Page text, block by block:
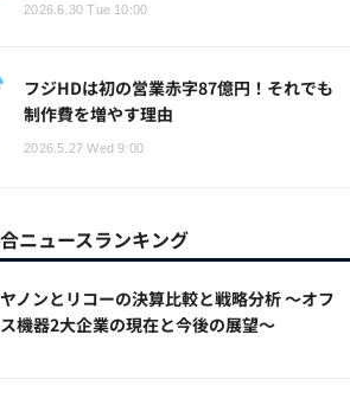
2026.6.30 Tue 10:00
フジHDは初の営業赤字87億円！それでも
制作費を増やす理由
2026.5.27 Wed 9:00
ニュースランキング
ノンとリコーの決算比較と戦略分析 ～オフ
機器2大企業の現在と今後の展望～